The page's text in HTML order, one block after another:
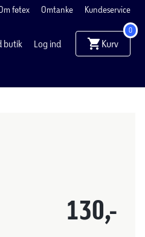
føtex Omtanke Kundeservice
butik Log ind Kurv
0
130,-